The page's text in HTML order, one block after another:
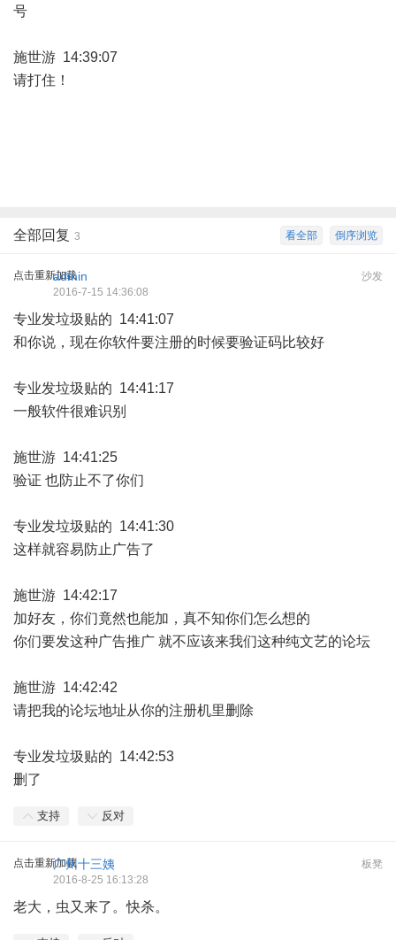
号
施世游 14:39:07
请打住！
倒序浏览
看全部
全部回复 3
点击重新加载 沙发
admin
2016-7-15 14:36:08
专业发垃圾贴的 14:41:07
和你说，现在你软件要注册的时候要验证码比较好
专业发垃圾贴的 14:41:17
一般软件很难识别
施世游 14:41:25
验证 也防止不了你们
专业发垃圾贴的 14:41:30
这样就容易防止广告了
施世游 14:42:17
加好友，你们竟然也能加，真不知你们怎么想的
你们要发这种广告推广 就不应该来我们这种纯文艺的论坛
施世游 14:42:42
请把我的论坛地址从你的注册机里删除
专业发垃圾贴的 14:42:53
删了
支持 反对
点击重新加载 板凳
广州十三姨
2016-8-25 16:13:28
老大，虫又来了。快杀。